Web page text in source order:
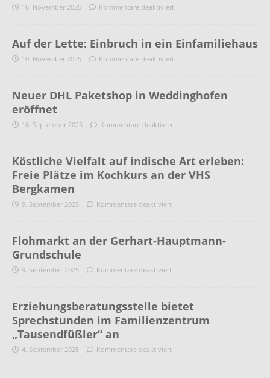
16. November 2025 Kommentare deaktiviert
Auf der Lette: Einbruch in ein Einfamiliehaus
10. November 2025 Kommentare deaktiviert
Neuer DHL Paketshop in Weddinghofen
eröffnet
16. September 2025 Kommentare deaktiviert
Köstliche Vielfalt auf indische Art erleben:
Freie Plätze im Kochkurs an der VHS
Bergkamen
9. September 2025 Kommentare deaktiviert
Flohmarkt an der Gerhart-Hauptmann-
Grundschule
9. September 2025 Kommentare deaktiviert
Erziehungsberatungsstelle bietet
Sprechstunden im Familienzentrum
„Tausendfüßler“ an
4. September 2025 Kommentare deaktiviert